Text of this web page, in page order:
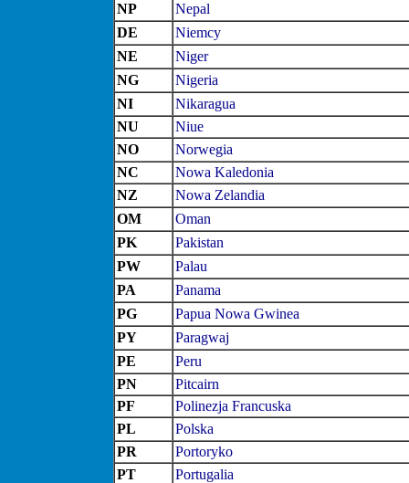
NP
Nepal
DE
Niemcy
NE
Niger
NG
Nigeria
NI
Nikaragua
NU
Niue
NO
Norwegia
NC
Nowa Kaledonia
NZ
Nowa Zelandia
OM
Oman
PK
Pakistan
PW
Palau
PA
Panama
PG
Papua Nowa Gwinea
PY
Paragwaj
PE
Peru
PN
Pitcairn
PF
Polinezja Francuska
PL
Polska
PR
Portoryko
PT
Portugalia